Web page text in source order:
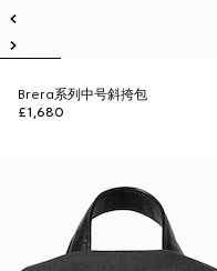
Brera系列中号斜挎包
£1,680